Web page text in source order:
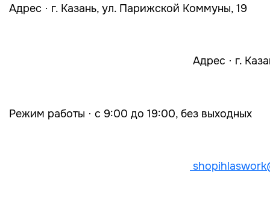
Адрес · г. Казань, ул. Парижской Коммуны, 19
Адрес · г.
Режим работы · с 9:00 до 19:00, без выходных